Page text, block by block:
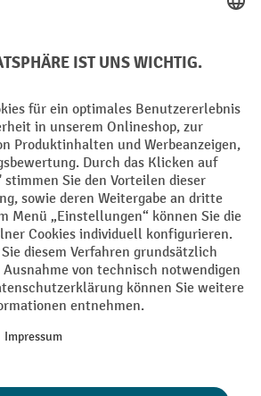
Datenschutz
Grounding Page Privacy Settings
Mehrwertsteuer zzgl.Versandkostenund ggf.
nicht anders angegeben.
der Vorrat reicht. Der Rabatt gilt nicht auf
möglich. | ² Der Rabatt wird einmalig bei